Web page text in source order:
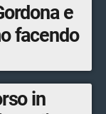
e
facendo
in